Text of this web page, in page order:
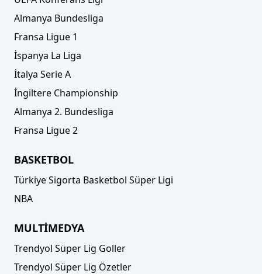
Almanya Bundesliga
Fransa Ligue 1
İspanya La Liga
İtalya Serie A
İngiltere Championship
Almanya 2. Bundesliga
Fransa Ligue 2
BASKETBOL
Türkiye Sigorta Basketbol Süper Ligi
NBA
MULTİMEDYA
Trendyol Süper Lig Goller
Trendyol Süper Lig Özetler